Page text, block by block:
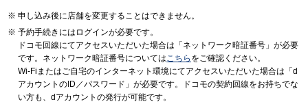
申し込み後に店舗を変更することはできません。
予約手続きにはログインが必要です。
ドコモ回線にてアクセスいただいた場合は「ネットワーク暗証番号」が必要
です。ネットワーク暗証番号についてはこちら をご確認ください。
Wi-Fiまたはご自宅のインターネット環境にてアクセスいただいた場合は「d
アカウントのID／パスワード」が必要です。ドコモの契約回線をお持ちでな
い方も、dアカウントの発行が可能です。